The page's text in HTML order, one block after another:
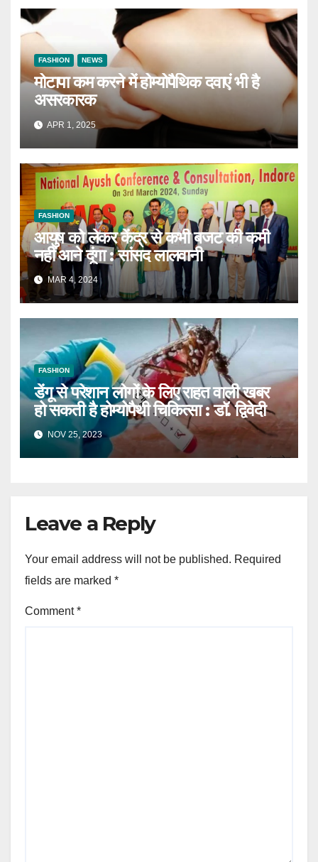
FASHION NEWS
मोटापा कम करने में होम्योपैथिक दवाएं भी है
असरकारक
APR 1, 2025
FASHION
आयुष को लेकर केंद्र से कभी बजट की कमी
नहीं आने दूंगा : सांसद लालवानी
MAR 4, 2024
FASHION
डेंगू से परेशान लोगों के लिए राहत वाली खबर
हो सकती है होम्योपैथी चिकित्सा : डॉ. द्विवेदी
NOV 25, 2023
Leave a Reply
Your email address will not be published. Required
fields are marked *
Comment*